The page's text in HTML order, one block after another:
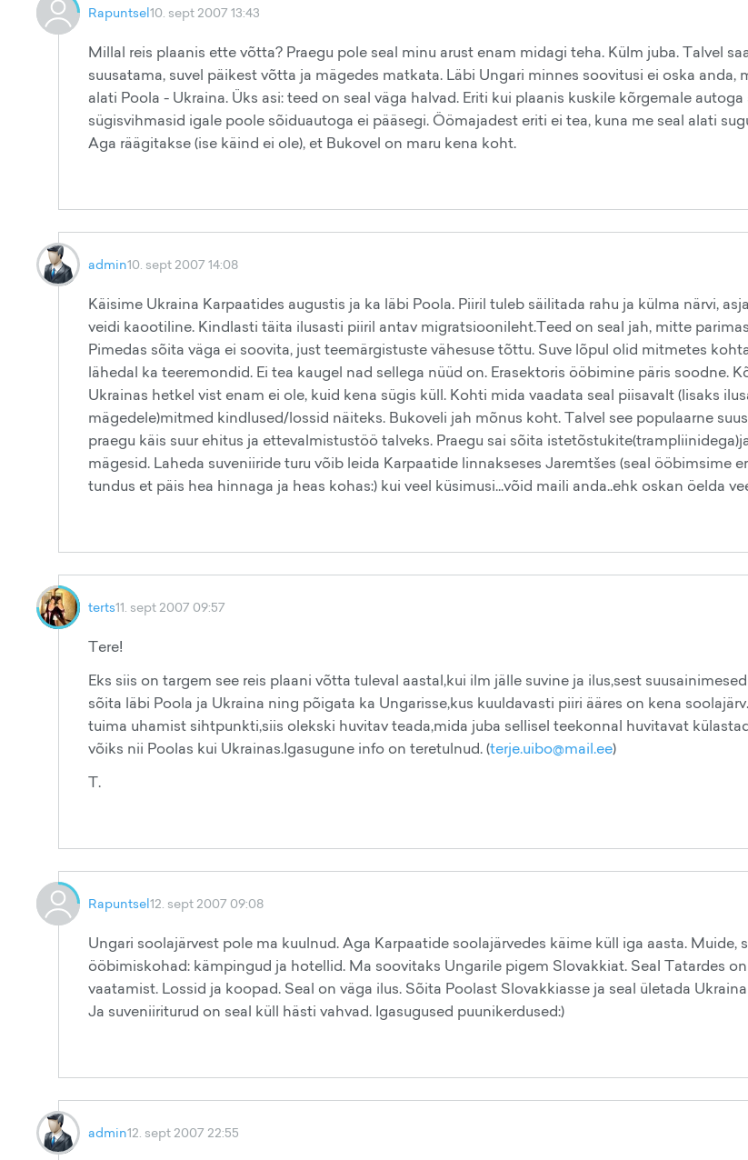
Rapuntsel10. sept 2007 13:43
Millal reis plaanis ette võtta? Praegu pole seal minu arust enam midagi teha. Külm juba. Talvel
suusatama, suvel päikest võtta ja mägedes matkata. Läbi Ungari minnes soovitusi ei oska anda,
alati Poola - Ukraina. Üks asi: teed on seal väga halvad. Eriti kui plaanis kuskile kõrgemale autoga
sügisvihmasid igale poole sõiduautoga ei pääsegi. Öömajadest eriti ei tea, kuna me seal alati
Aga räägitakse (ise käind ei ole), et Bukovel on maru kena koht.
admin10. sept 2007 14:08
Käisime Ukraina Karpaatides augustis ja ka läbi Poola. Piiril tuleb säilitada rahu ja külma närvi,
veidi kaootiline. Kindlasti täita ilusasti piiril antav migratsioonileht.Teed on seal jah, mitte
Pimedas sõita väga ei soovita, just teemärgistuste vähesuse tõttu. Suve lõpul olid mitmetes
lähedal ka teeremondid. Ei tea kaugel nad sellega nüüd on. Erasektoris ööbimine päris soodne.
Ukrainas hetkel vist enam ei ole, kuid kena sügis küll. Kohti mida vaadata seal piisavalt (lisaks
mägedele)mitmed kindlused/lossid näiteks. Bukoveli jah mõnus koht. Talvel see populaarne
praegu käis suur ehitus ja ettevalmistustöö talveks. Praegu sai sõita
mägesid. Laheda suveniiride turu võib leida Karpaatide linnakseses Jaremtšes (seal ööbimsime
tundus et päis hea hinnaga ja heas kohas:) kui veel küsimusi...võid maili anda..ehk oskan öelda
terts11. sept 2007 09:57
Tere!
Eks siis on targem see reis plaani võtta tuleval aastal,kui ilm jälle suvine ja ilus,sest
sõita läbi Poola ja Ukraina ning põigata ka Ungarisse,kus kuuldavasti piiri ääres on kena
tuima uhamist sihtpunkti,siis olekski huvitav teada,mida juba sellisel teekonnal huvitavat
võiks nii Poolas kui Ukrainas.Igasugune info on teretulnud. (terje.uibo@mail.ee)
T.
Rapuntsel12. sept 2007 09:08
Ungari soolajärvest pole ma kuulnud. Aga Karpaatide soolajärvedes käime küll iga aasta. Muide,
ööbimiskohad: kämpingud ja hotellid. Ma soovitaks Ungarile pigem Slovakkiat. Seal Tatardes
vaatamist. Lossid ja koopad. Seal on väga ilus. Sõita Poolast Slovakkiasse ja seal ületada
Ja suveniiriturud on seal küll hästi vahvad. Igasugused puunikerdused:)
admin12. sept 2007 22:55